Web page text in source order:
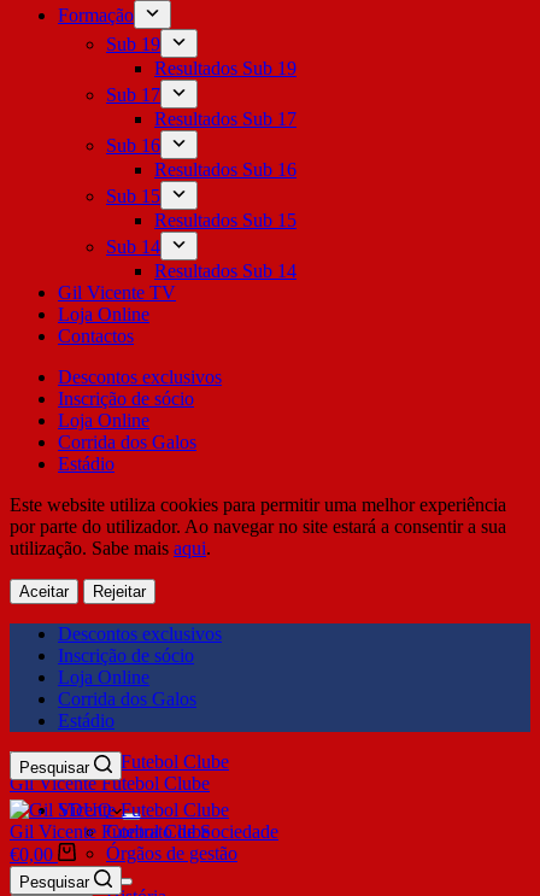
Formação
Sub 19
Resultados Sub 19
Sub 17
Resultados Sub 17
Sub 16
Resultados Sub 16
Sub 15
Resultados Sub 15
Sub 14
Resultados Sub 14
Gil Vicente TV
Loja Online
Contactos
Descontos exclusivos
Inscrição de sócio
Loja Online
Corrida dos Galos
Estádio
Este website utiliza cookies para permitir uma melhor experiência
por parte do utilizador. Ao navegar no site estará a consentir a sua
utilização. Sabe mais aqui.
Aceitar Rejeitar
Descontos exclusivos
Inscrição de sócio
Loja Online
Corrida dos Galos
Estádio
Gil Vicente Futebol Clube
Pesquisar
SDUQ
Contrato de Sociedade
Órgãos de gestão
Clube
Gil Vicente Futebol Clube
€0,00
Pesquisar